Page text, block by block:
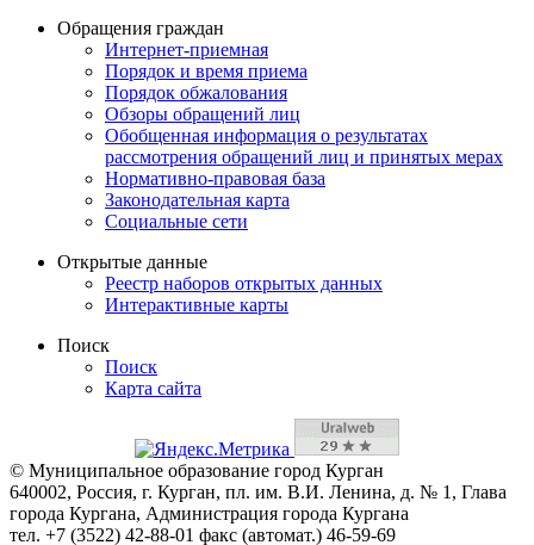
Обращения граждан
Интернет-приемная
Порядок и время приема
Порядок обжалования
Обзоры обращений лиц
Обобщенная информация о результатах
рассмотрения обращений лиц и принятых мерах
Нормативно-правовая база
Законодательная карта
Социальные сети
Открытые данные
Реестр наборов открытых данных
Интерактивные карты
Поиск
Поиск
Карта сайта
© Муниципальное образование город Курган
640002, Россия, г. Курган, пл. им. В.И. Ленина, д. № 1, Глава
города Кургана, Администрация города Кургана
тел. +7 (3522) 42-88-01 факс (автомат.) 46-59-69